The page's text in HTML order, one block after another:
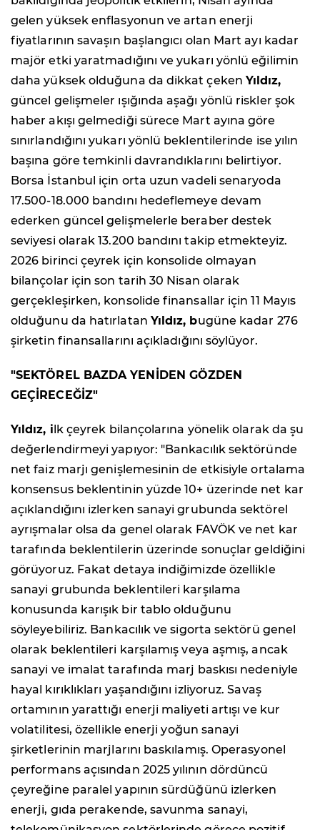
gelen yüksek enflasyonun ve artan enerji
fiyatlarının savaşın başlangıcı olan Mart ayı kadar
majör etki yaratmadığını ve yukarı yönlü eğilimin
daha yüksek olduğuna da dikkat çeken Yıldız,
güncel gelişmeler ışığında aşağı yönlü riskler şok
haber akışı gelmediği sürece Mart ayına göre
sınırlandığını yukarı yönlü beklentilerinde ise yılın
başına göre temkinli davrandıklarını belirtiyor.
Borsa İstanbul için orta uzun vadeli senaryoda
17.500-18.000 bandını hedeflemeye devam
ederken güncel gelişmelerle beraber destek
seviyesi olarak 13.200 bandını takip etmekteyiz.
2026 birinci çeyrek için konsolide olmayan
bilançolar için son tarih 30 Nisan olarak
gerçekleşirken, konsolide finansallar için 11 Mayıs
olduğunu da hatırlatan Yıldız, bugüne kadar 276
şirketin finansallarını açıkladığını söylüyor.
"SEKTÖREL BAZDA YENİDEN GÖZDEN
GEÇİRECEĞİZ"
Yıldız, ilk çeyrek bilançolarına yönelik olarak da şu
değerlendirmeyi yapıyor: "Bankacılık sektöründe
net faiz marjı genişlemesinin de etkisiyle ortalama
konsensus beklentinin yüzde 10+ üzerinde net kar
açıklandığını izlerken sanayi grubunda sektörel
ayrışmalar olsa da genel olarak FAVÖK ve net kar
tarafında beklentilerin üzerinde sonuçlar geldiğini
görüyoruz. Fakat detaya indiğimizde özellikle
sanayi grubunda beklentileri karşılama
konusunda karışık bir tablo olduğunu
söyleyebiliriz. Bankacılık ve sigorta sektörü genel
olarak beklentileri karşılamış veya aşmış, ancak
sanayi ve imalat tarafında marj baskısı nedeniyle
hayal kırıklıkları yaşandığını izliyoruz. Savaş
ortamının yarattığı enerji maliyeti artışı ve kur
volatilitesi, özellikle enerji yoğun sanayi
şirketlerinin marjlarını baskılamış. Operasyonel
performans açısından 2025 yılının dördüncü
çeyreğine paralel yapının sürdüğünü izlerken
enerji, gıda perakende, savunma sanayi,